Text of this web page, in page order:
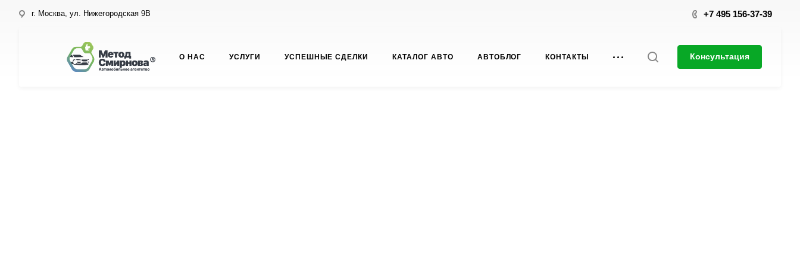
г. Москва, ул. Нижегородская 9В +7 495 156-37-39
О НАС УСЛУГИ УСПЕШНЫЕ СДЕЛКИ КАТАЛОГ АВТО АВТОБЛОГ КОНТАКТЫ Консультация